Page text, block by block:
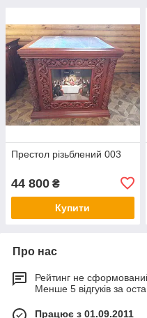
Престол різьблений 003
44 800 ₴
Купити
Про нас
Рейтинг не
Менше 5 відгуків за
Працює з 01.09.2011